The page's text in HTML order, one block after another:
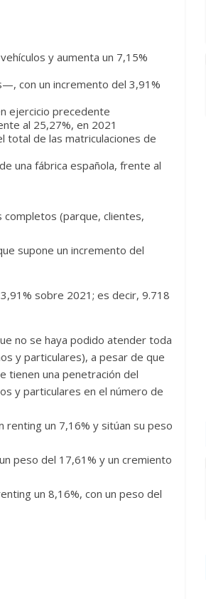
y aumenta un 7,15%
con un incremento del 3,91%
ejercicio precedente
al 25,27%, en 2021
total de las matriculaciones de
una fábrica española, frente al
completos (parque, clientes,
supone un incremento del
sobre 2021; es decir, 9.718
no se haya podido atender toda
y particulares), a pesar de que
tienen una penetración del
y particulares en el número de
renting un 7,16% y sitúan su peso
peso del 17,61% y un cremiento
un 8,16%, con un peso del